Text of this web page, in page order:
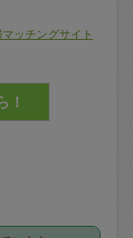
ッチングサイト